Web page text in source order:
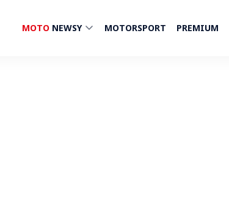
MOTO NEWSY MOTORSPORT PREMIUM